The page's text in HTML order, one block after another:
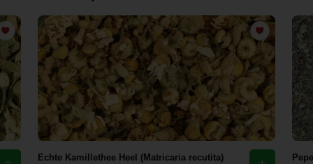
Echte Kamillethee Heel (Matricaria recutita)